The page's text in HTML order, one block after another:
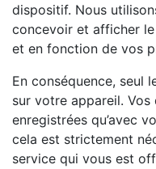
dispositif. Nous
concevoir et afficher
et en fonction de vos
En conséquence, seul
sur votre appareil. Vos
enregistrées qu’avec
cela est strictement
service qui vous est